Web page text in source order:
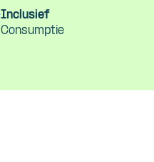
Inclusief
Consumptie